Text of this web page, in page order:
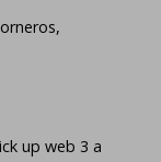
up web 3 a